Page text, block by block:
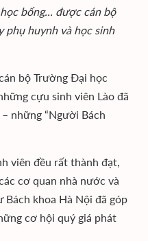
bổng... được cán bộ
phụ huynh và học sinh
bộ Trường Đại học
cựu sinh viên Lào đã
những “Người Bách
viên đều rất thành đạt,
cơ quan nhà nước và
Bách khoa Hà Nội đã góp
cơ hội quý giá phát